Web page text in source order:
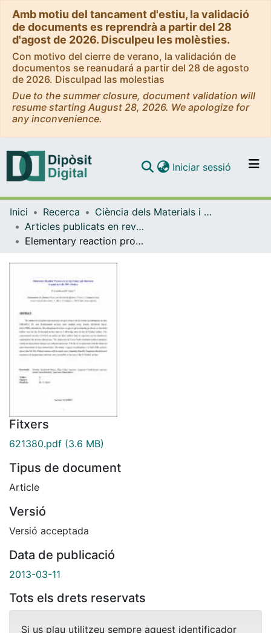
Amb motiu del tancament d'estiu, la validació
de documents es reprendrà a partir del 28
d'agost de 2026. Disculpeu les molèsties.
Con motivo del cierre de verano, la validación de
documentos se reanudará a partir del 28 de agosto
de 2026. Disculpad las molestias
Due to the summer closure, document validation will
resume starting August 28, 2026. We apologize for
any inconvenience.
Navega per tot el DD
Iniciar sessió (current)
Inici Recerca
Ciència dels Materials i Química Física
Articles publicats en revistes (Ciència dels Materials i Química Física)
Elementary reaction processes involving atomic and molecular oxygen on ZrB2 (0001)surface
Fitxers
621380.pdf (3.6 MB)
Tipus de document
Article
Versió
Versió acceptada
Data de publicació
2013-03-11
Tots els drets reservats
Si us plau utilitzeu sempre aquest identificador